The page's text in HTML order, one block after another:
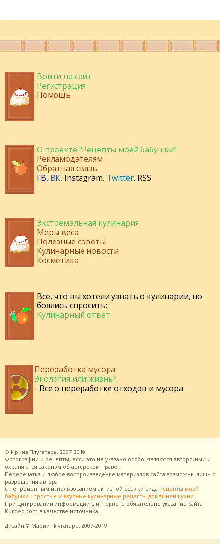
Войти на сайт
Регистрация
Помощь
О проекте "Рецепты моей бабушки"
Рекламодателям
Обратная связь
FB, ВК, Instagram, Twitter, RSS
Экстремальная кулинария
Меры веса
Полезные советы
Кулинарные новости
Косметика
Все, что вы хотели узнать о кулинарии, но
боялись спросить:
Кулинарный ответ
Переработка мусора
Экология или жизнь?
- Все о переработке отходов и мусора
© Ирина Плугатарь, 2007-2019.
Фотографии и рецепты, если это не указано особо, являются авторскими и
охраняются законом об авторском праве.
Перепечатка и любое воспроизведение материалов сайта возможны лишь с
разрешения автора
с непременным использованием активной ссылки вида Рецепты моей
бабушки - простые и вкусные кулинарные рецепты домашней кухни.
При цитировании информации в интернете обязательно указание сайта
Kuroed.com в качестве источника.
Дизайн © Марии Плугатарь, 2007-2019